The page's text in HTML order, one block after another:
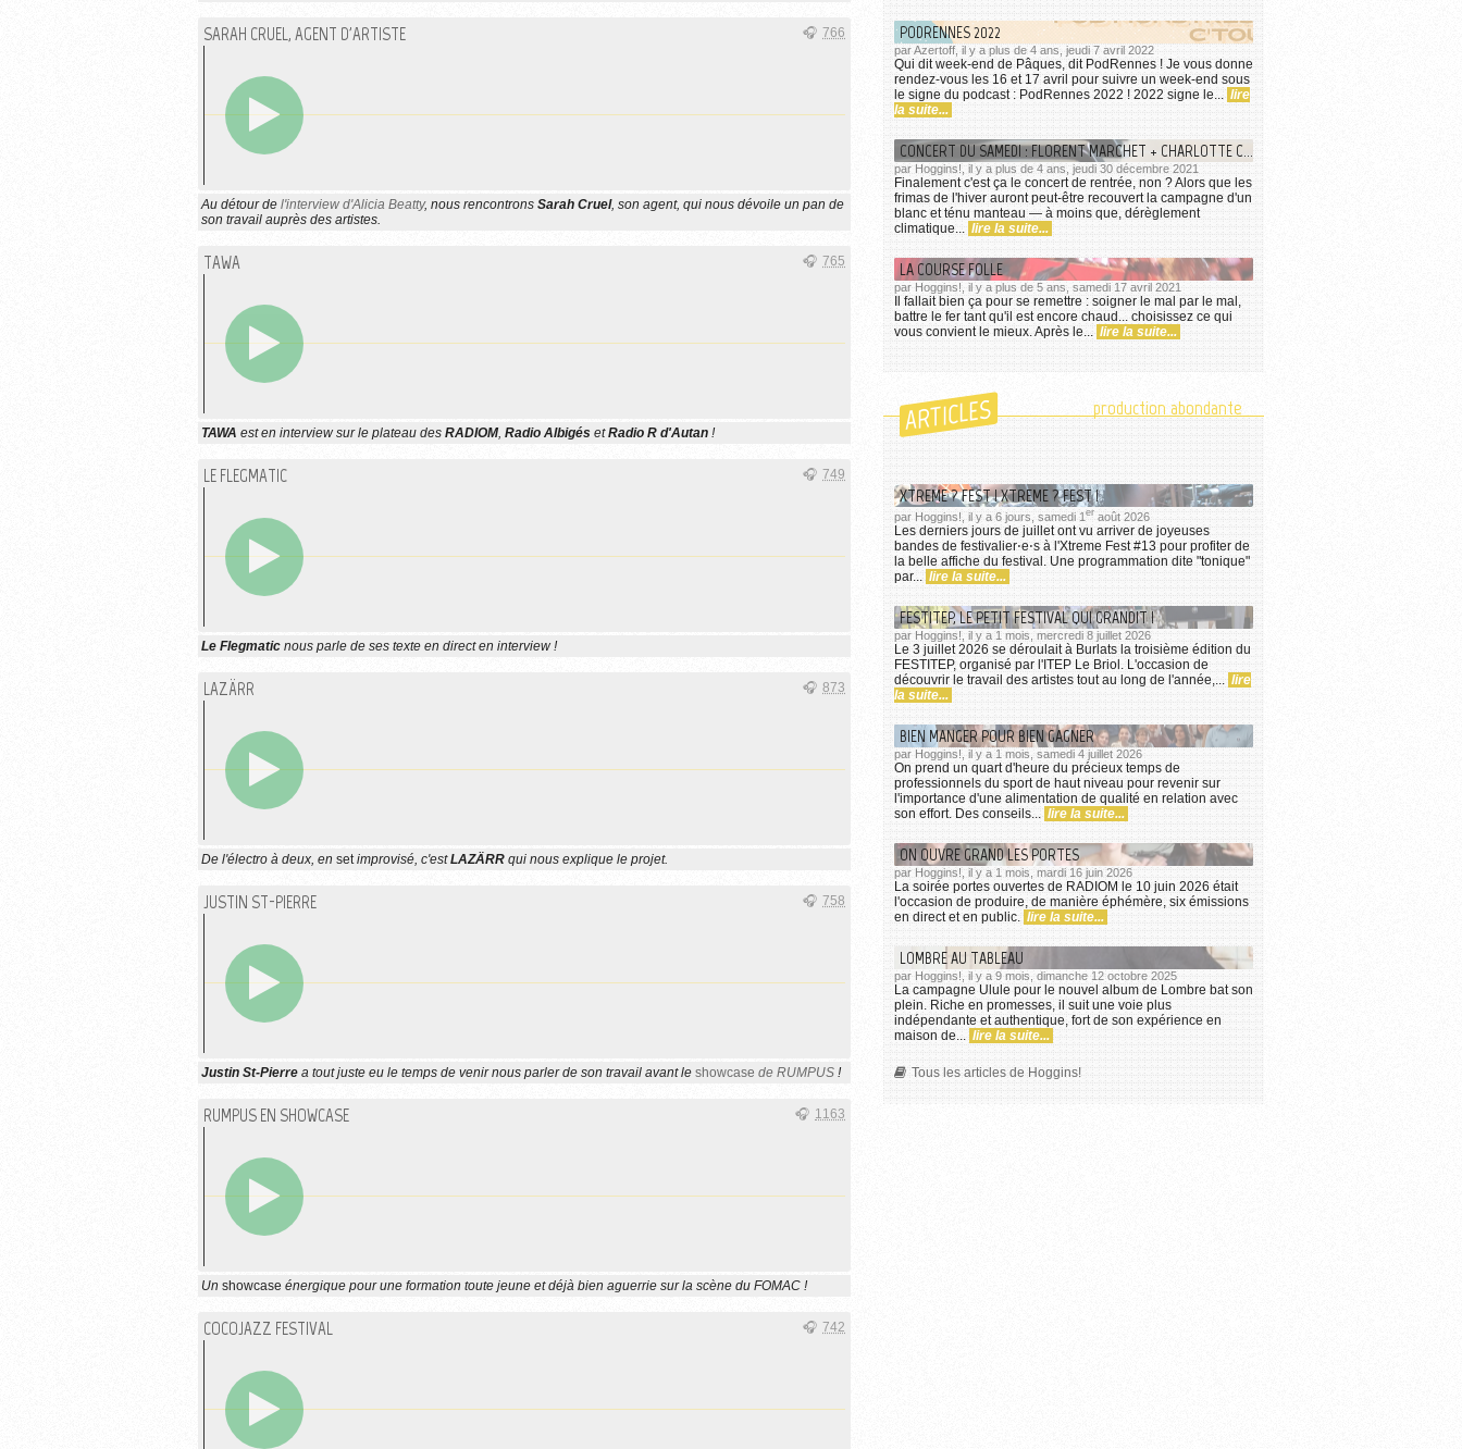
SARAH CRUEL, AGENT D'ARTISTE 766
Au détour de l'interview d'Alicia Beatty, nous rencontrons Sarah Cruel, son agent, qui nous dévoile un pan de
son travail auprès des artistes.
TAWA 765
TAWA est en interview sur le plateau des RADIOM, Radio Albigés etRadio R d'Autan !
LE FLEGMATIC 749
Le Flegmatic nous parle de ses texte en direct en interview !
LAZÄRR 873
De l'électro à deux, en setimprovisé, c'estLAZÄRR qui nous explique le projet.
JUSTIN ST-PIERRE 758
Justin St-Pierre a tout juste eu le temps de venir nous parler de son travail avant le showcase de RUMPUS !
RUMPUS EN SHOWCASE 1163
Un showcase énergique pour une formation toute jeune et déjà bien aguerrie sur la scène du FOMAC !
COCOJAZZ FESTIVAL 742
PODRENNES 2022
par Azertoff, il y a plus de 4 ans, jeudi 7 avril 2022
Qui dit week-end de Pâques, dit PodRennes ! Je vous donne
rendez-vous les 16 et 17 avril pour suivre un week-end sous
le signe du podcast : PodRennes 2022 ! 2022 signe le... lire
la suite...
CONCERT DU SAMEDI : FLORENT MARCHET + CHARLOTTE COULEAU
par Hoggins!, il y a plus de 4 ans, jeudi 30 décembre 2021
Finalement c'est ça le concert de rentrée, non ? Alors que les
frimas de l'hiver auront peut-être recouvert la campagne d'un
blanc et ténu manteau — à moins que, dérèglement
climatique... lire la suite...
LA COURSE FOLLE
par Hoggins!, il y a plus de 5 ans, samedi 17 avril 2021
Il fallait bien ça pour se remettre : soigner le mal par le mal,
battre le fer tant qu'il est encore chaud... choisissez ce qui
vous convient le mieux. Après le... lire la suite...
ARTICLES production abondante
XTREME ? FEST ! XTREME ? FEST !
par Hoggins!, il y a 6 jours, samedi 1 er août 2026
Les derniers jours de juillet ont vu arriver de joyeuses
bandes de festivalier⋅e⋅s à l'Xtreme Fest #13 pour profiter de
la belle affiche du festival. Une programmation dite "tonique"
par...
lire la suite...
FESTITEP, LE PETIT FESTIVAL QUI GRANDIT !
par Hoggins!, il y a 1 mois, mercredi 8 juillet 2026
Le 3 juillet 2026 se déroulait à Burlats la troisième édition du
FESTITEP, organisé par l'ITEP Le Briol. L'occasion de
découvrir le travail des artistes tout au long de l'année,...
lire
la suite...
BIEN MANGER POUR BIEN GAGNER
par Hoggins!, il y a 1 mois, samedi 4 juillet 2026
On prend un quart d'heure du précieux temps de
professionnels du sport de haut niveau pour revenir sur
l'importance d'une alimentation de qualité en relation avec
son effort. Des conseils...
lire la suite...
ON OUVRE GRAND LES PORTES
par Hoggins!, il y a 1 mois, mardi 16 juin 2026
La soirée portes ouvertes de RADIOM le 10 juin 2026 était
l'occasion de produire, de manière éphémère, six émissions
en direct et en public.
lire la suite...
LOMBRE AU TABLEAU
par Hoggins!, il y a 9 mois, dimanche 12 octobre 2025
La campagne Ulule pour le nouvel album de Lombre bat son
plein. Riche en promesses, il suit une voie plus
indépendante et authentique, fort de son expérience en
maison de...
lire la suite...
Tous les articles de Hoggins!